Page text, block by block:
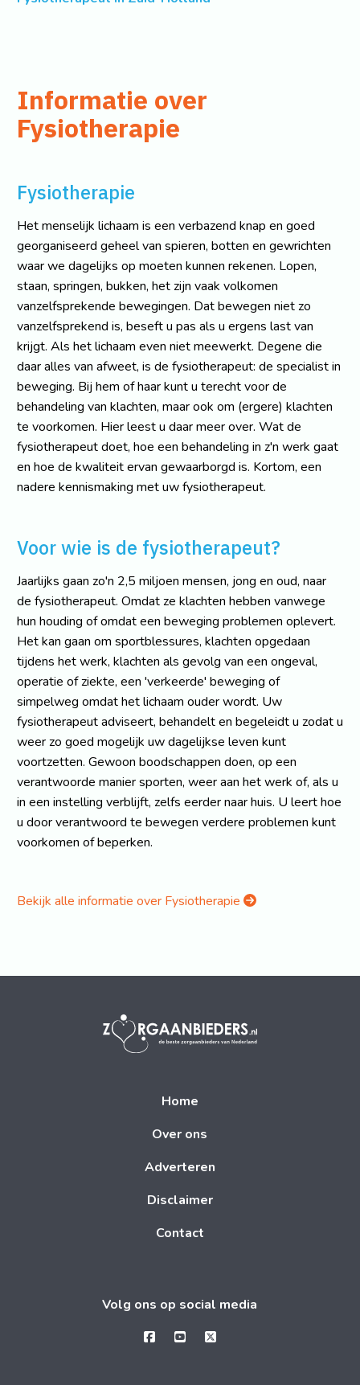
Informatie over
Fysiotherapie
Fysiotherapie
Het menselijk lichaam is een verbazend knap en goed
georganiseerd geheel van spieren, botten en gewrichten
waar we dagelijks op moeten kunnen rekenen. Lopen,
staan, springen, bukken, het zijn vaak volkomen
vanzelfsprekende bewegingen. Dat bewegen niet zo
vanzelfsprekend is, beseft u pas als u ergens last van
krijgt. Als het lichaam even niet meewerkt. Degene die
daar alles van afweet, is de fysiotherapeut: de specialist in
beweging. Bij hem of haar kunt u terecht voor de
behandeling van klachten, maar ook om (ergere) klachten
te voorkomen. Hier leest u daar meer over. Wat de
fysiotherapeut doet, hoe een behandeling in z'n werk gaat
en hoe de kwaliteit ervan gewaarborgd is. Kortom, een
nadere kennismaking met uw fysiotherapeut.
Voor wie is de fysiotherapeut?
Jaarlijks gaan zo'n 2,5 miljoen mensen, jong en oud, naar
de fysiotherapeut. Omdat ze klachten hebben vanwege
hun houding of omdat een beweging problemen oplevert.
Het kan gaan om sportblessures, klachten opgedaan
tijdens het werk, klachten als gevolg van een ongeval,
operatie of ziekte, een 'verkeerde' beweging of
simpelweg omdat het lichaam ouder wordt. Uw
fysiotherapeut adviseert, behandelt en begeleidt u zodat u
weer zo goed mogelijk uw dagelijkse leven kunt
voortzetten. Gewoon boodschappen doen, op een
verantwoorde manier sporten, weer aan het werk of, als u
in een instelling verblijft, zelfs eerder naar huis. U leert hoe
u door verantwoord te bewegen verdere problemen kunt
voorkomen of beperken.
Bekijk alle informatie over Fysiotherapie
Home
Over ons
Adverteren
Disclaimer
Contact
Volg ons op social media